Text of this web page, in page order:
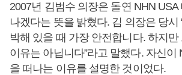
2007년 김범수 의장은 돌연 NHN USA
나겠다는 뜻을 밝혔다. 김 의장은 당시
박해 있을 때 가장 안전합니다. 하지만
이유는 아닙니다”라고 말했다. 자신이
을 떠나는 이유를 설명한 것이었다.